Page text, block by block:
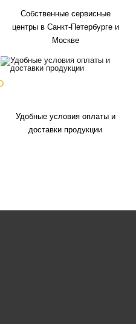
Собственные сервисные
центры в Санкт-Петербурге и
Москве
Удобные условия оплаты и
доставки продукции